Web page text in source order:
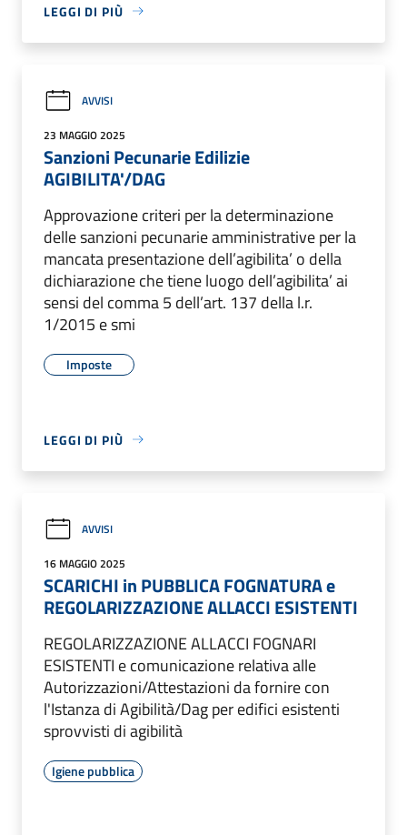
LEGGI DI PIÙ
AVVISI
23 MAGGIO 2025
Sanzioni Pecunarie Edilizie
AGIBILITA'/DAG
Approvazione criteri per la determinazione
delle sanzioni pecunarie amministrative per la
mancata presentazione dell’agibilita’ o della
dichiarazione che tiene luogo dell’agibilita’ ai
sensi del comma 5 dell’art. 137 della l.r.
1/2015 e smi
Imposte
LEGGI DI PIÙ
AVVISI
16 MAGGIO 2025
SCARICHI in PUBBLICA FOGNATURA e
REGOLARIZZAZIONE ALLACCI ESISTENTI
REGOLARIZZAZIONE ALLACCI FOGNARI
ESISTENTI e comunicazione relativa alle
Autorizzazioni/Attestazioni da fornire con
l'Istanza di Agibilità/Dag per edifici esistenti
sprovvisti di agibilità
Igiene pubblica